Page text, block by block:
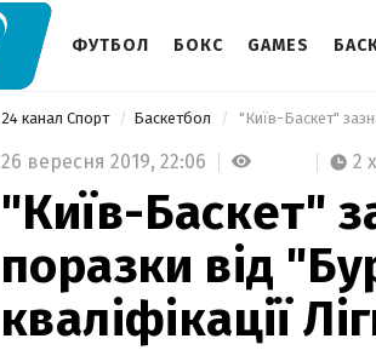
ФУТБОЛ БОКС GAMES
24 канал Спорт Баскетбол
26 вересня 2019, 22:06 2
"Київ-Баскет"
поразки від
кваліфікації